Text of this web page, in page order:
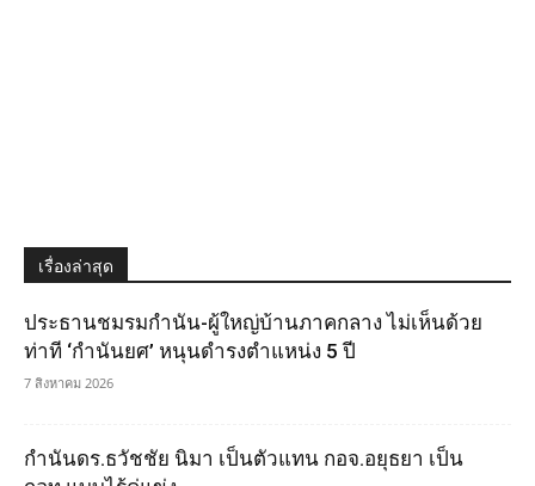
เรื่องล่าสุด
ประธานชมรมกำนัน-ผู้ใหญ่บ้านภาคกลาง ไม่เห็นด้วย
ท่าที ‘กำนันยศ’ หนุนดำรงตำแหน่ง 5 ปี
7 สิงหาคม 2026
กำนันดร.ธวัชชัย นิมา เป็นตัวแทน กอจ.อยุธยา เป็น